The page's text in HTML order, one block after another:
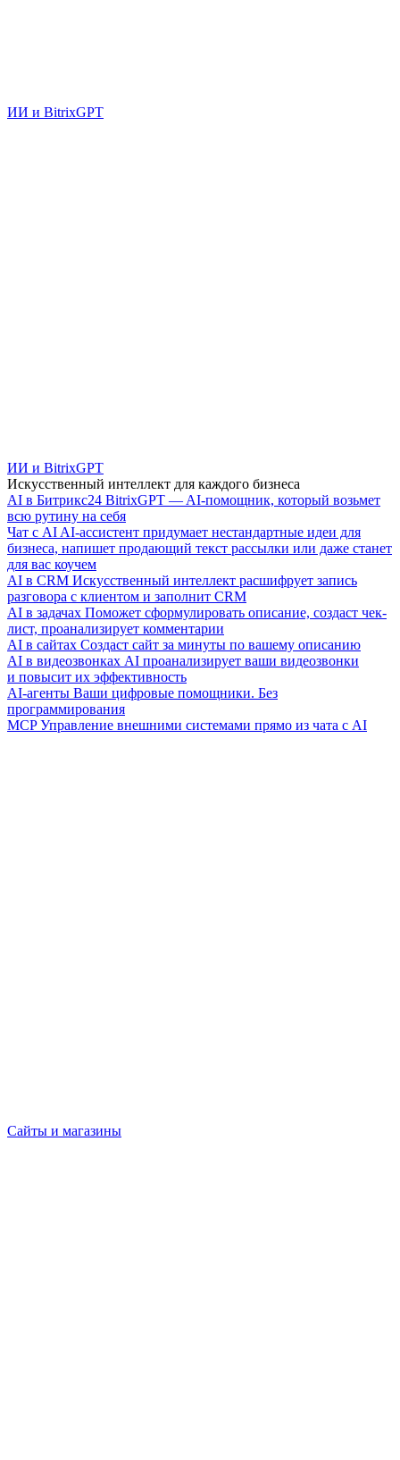
ИИ и BitrixGPT
ИИ и BitrixGPT
Искусственный интеллект для каждого бизнеса
AI в Битрикс24 BitrixGPT — AI-помощник, который возьмет
всю рутину на себя
Чат с AI AI-ассистент придумает нестандартные идеи для
бизнеса, напишет продающий текст рассылки или даже станет
для вас коучем
AI в CRM Искусственный интеллект расшифрует запись
разговора с клиентом и заполнит CRM
AI в задачах Поможет сформулировать описание, создаст чек-
лист, проанализирует комментарии
AI в сайтах Создаст сайт за минуты по вашему описанию
AI в видеозвонках AI проанализирует ваши видеозвонки
и повысит их эффективность
AI-агенты Ваши цифровые помощники. Без
программирования
MCP Управление внешними системами прямо из чата с AI
Сайты и магазины